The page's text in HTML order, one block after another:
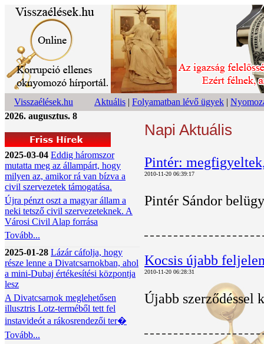
Visszaélések.hu Aktuális | Folyamatban lévő ügyek |
2026. augusztus. 8
2025-03-04 Eddig háromszor
mutatta meg az állampárt, hogy
milyen az, amikor rá van bízva a
civil szervezetek támogatása.
Újra pénzt oszt a magyar állam a
neki tetsző civil szervezeteknek. A
Városi Civil Alap forrása
Tovább...
2025-01-28 Lázár cáfolja, hogy
része lenne a Divatcsarnokban, ahol
a mini-Dubaj értékesítési központja
lesz
A Divatcsarnok meglehetősen
illusztris Lotz-terméből tett fel
instavideót a rákosrendezői ter�
Tovább...
Napi Aktuális
Pintér:
2010-11-20 06:39:17
Pintér Sándor
Kocsis újabb
2010-11-20 06:28:31
Újabb szerződéssel